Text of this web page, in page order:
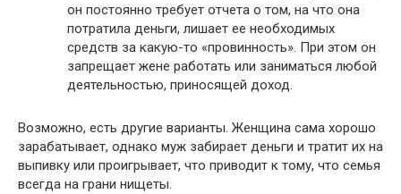
он постоянно требует отчета о том, на что она
потратила деньги, лишает ее необходимых
средств за какую-то «провинность». При этом он
запрещает жене работать или заниматься любой
деятельностью, приносящей доход.
Возможно, есть другие варианты. Женщина сама хорошо
зарабатывает, однако муж забирает деньги и тратит их на
выпивку или проигрывает, что приводит к тому, что семья
всегда на грани нищеты.